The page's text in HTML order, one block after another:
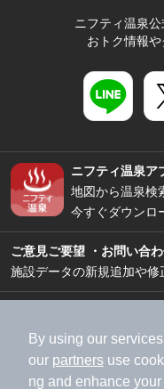
By using our
our partners use
ng and enhance
ニフティ温泉
おトク情報
ニフティ温泉ア
地図から温泉検
今すぐダウンロ
ご意見ご要望 ・お問い合
施設データの新規追加や修
加盟店募集（
利用規約
ラ